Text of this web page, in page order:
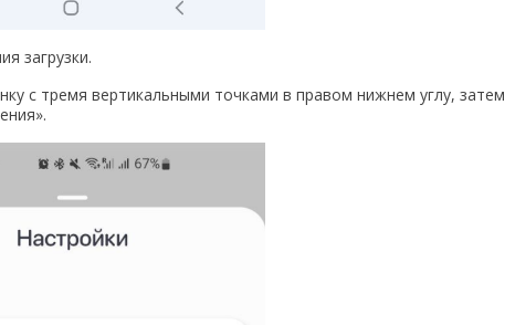
загрузки.
с тремя вертикальными точками в правом нижнем углу, затем